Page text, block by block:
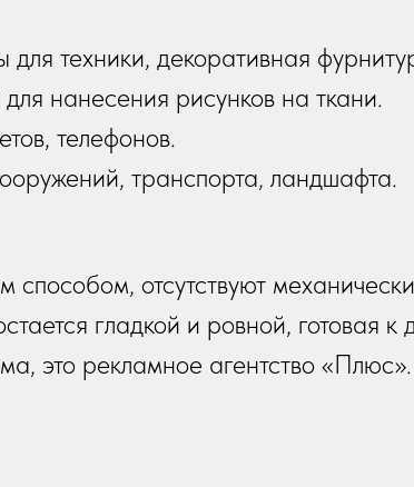
техники, декоративная
нанесения рисунков на ткани.
телефонов.
транспорта, ландшафта.
способом, отсутствуют
гладкой и ровной, готовая
это рекламное агентство «Плюс».